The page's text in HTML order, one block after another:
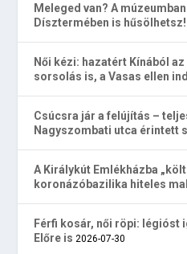
Meleged van? A
Dísztermében is hűsölhetsz!
Női kézi: hazatért Kínából
sorsolás is, a Vasas ellen
Csúcsra jár a felújítás –
Nagyszombati utca érintett
A Királykút Emlékházba
koronázóbazilika hiteles
Férfi kosár, női röpi: légióst
Előre is 2026-07-30